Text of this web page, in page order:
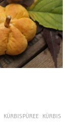
KÜRBISPÜREE
KÜRBIS